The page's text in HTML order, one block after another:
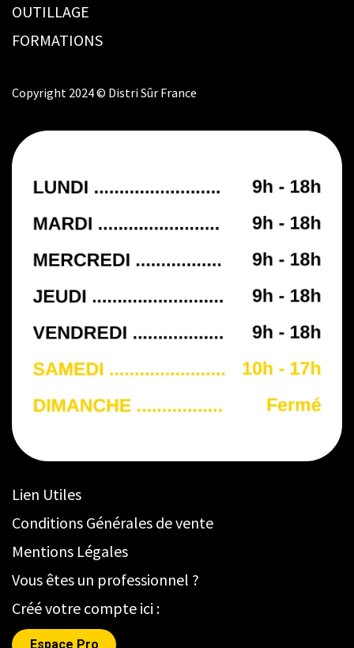
OUTILLAGE
FORMATIONS
Copyright 2024 © Distri Sûr France
Lien Utiles
Conditions Générales de vente
Mentions Légales
Vous êtes un professionnel ?
Créé votre compte ici :
Espace Pro